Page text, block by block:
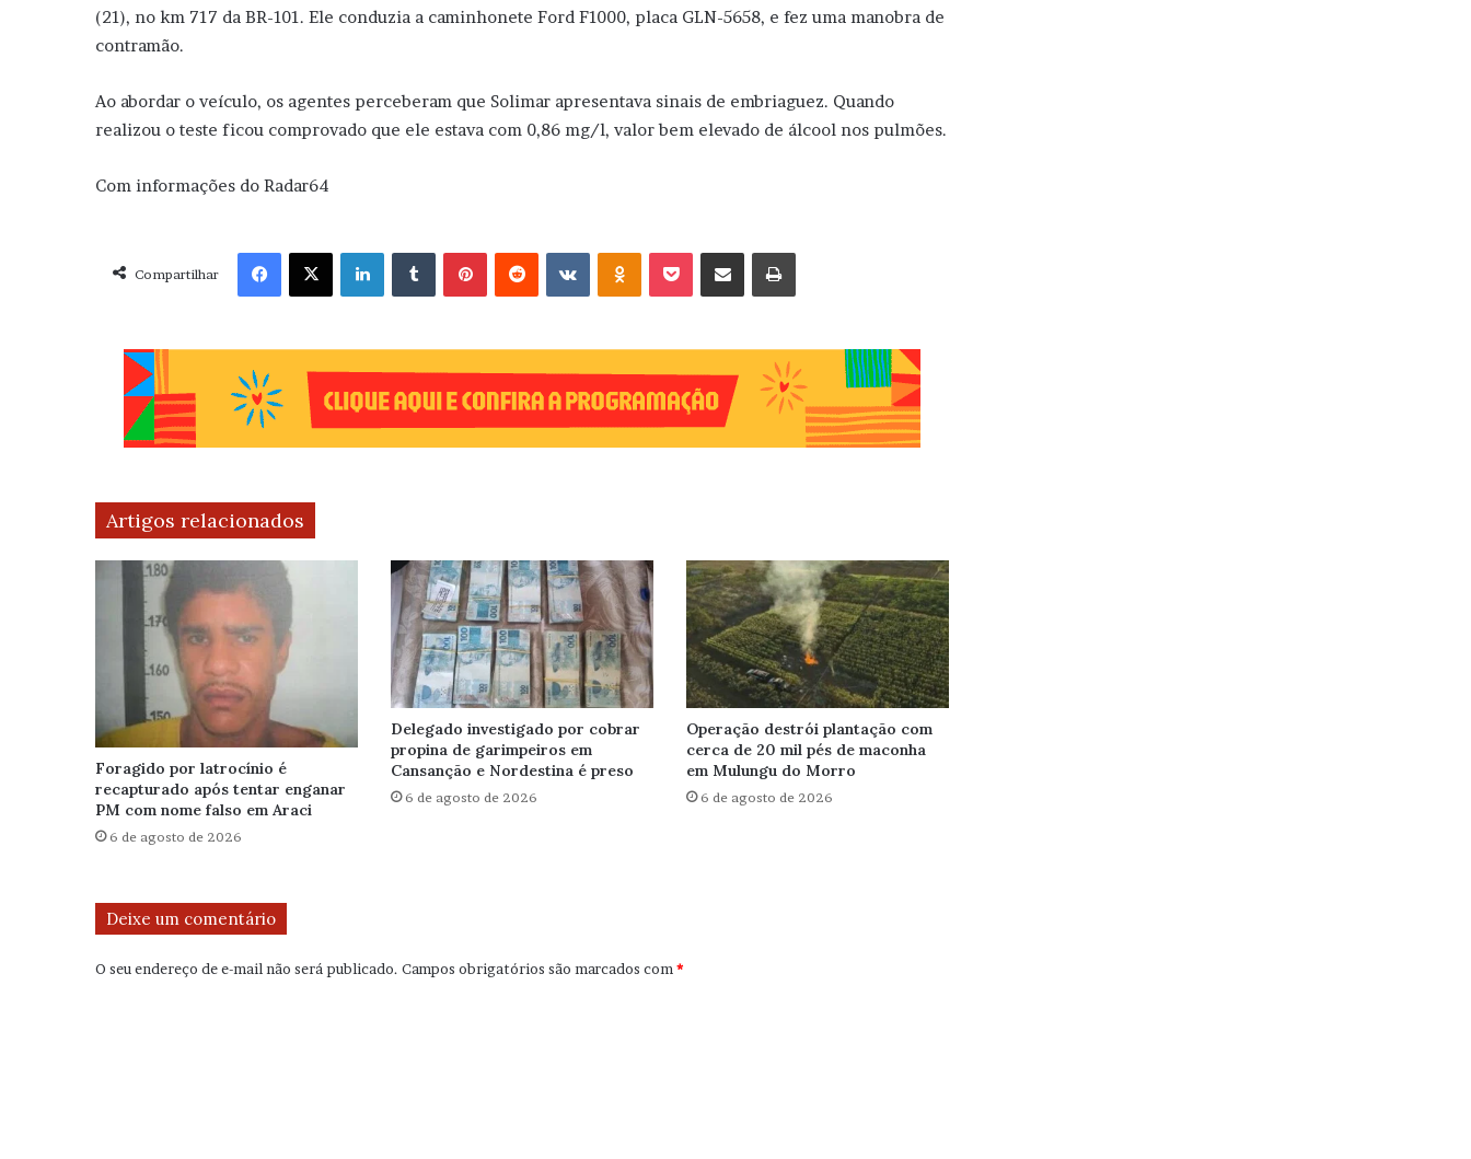
(21), no km 717 da BR-101. Ele conduzia a caminhonete Ford F1000, placa GLN-5658, e fez uma manobra de
contramão.
Ao abordar o veículo, os agentes perceberam que Solimar apresentava sinais de embriaguez. Quando
realizou o teste ficou comprovado que ele estava com 0,86 mg/l, valor bem elevado de álcool nos pulmões.
Com informações do Radar64
Compartilhar
Facebook X Linkedin VK OK
Artigos relacionados
Foragido por latrocínio é
recapturado após tentar enganar
PM com nome falso em Araci
6 de agosto de 2026
Delegado investigado por cobrar
propina de garimpeiros em
Cansanção e Nordestina é preso
6 de agosto de 2026
Operação destrói plantação com
cerca de 20 mil pés de maconha
em Mulungu do Morro
6 de agosto de 2026
Deixe um comentário
O seu endereço de e-mail não será publicado. Campos obrigatórios são marcados com *